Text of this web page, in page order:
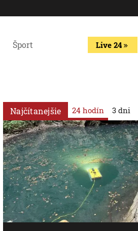
Šport Live 24
Najčítanejšie 24 hodín 3 dni